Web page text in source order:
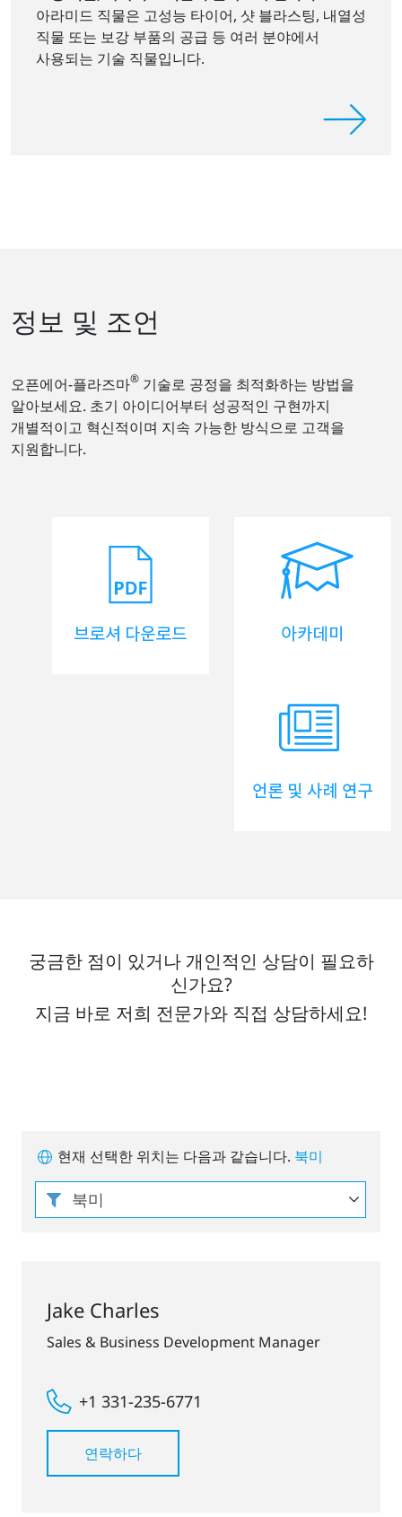
아라미드 직물은 고성능 타이어, 샷 블라스팅, 내열성
직물 또는 보강 부품의 공급 등 여러 분야에서
사용되는 기술 직물입니다.
정보 및 조언
오픈에어-플라즈마® 기술로 공정을 최적화하는 방법을
알아보세요. 초기 아이디어부터 성공적인 구현까지
개별적이고 혁신적이며 지속 가능한 방식으로 고객을
지원합니다.
궁금한 점이 있거나 개인적인 상담이 필요하
신가요?
지금 바로 저희 전문가와 직접 상담하세요!
현재 선택한 위치는 다음과 같습니다. 북미
Jake Charles
Sales & Business Development Manager
+1 331-235-6771
연락하다